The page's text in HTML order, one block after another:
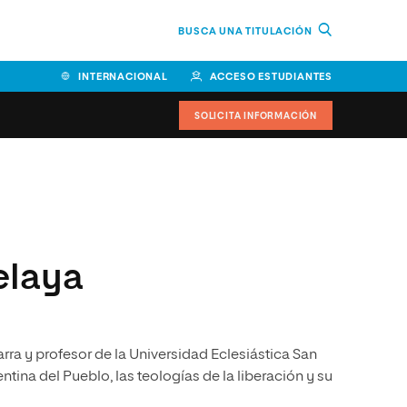
BUSCA UNA TITULACIÓN
INTERNACIONAL ACCESO ESTUDIANTES
Salud
Escuela Superior de Ingeniería
y Tecnología (ESIT)
SOLICITA INFORMACIÓN
y profesor de la Universidad Eclesiástica San
del Pueblo, las teologías de la liberación y su